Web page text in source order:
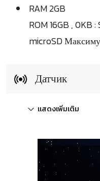
RAM 2GB
ROM 16GB , 0KB
microSD
Датчик
แสดงเพิ่มเติม